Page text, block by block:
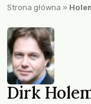
Strona główna »
Dirk